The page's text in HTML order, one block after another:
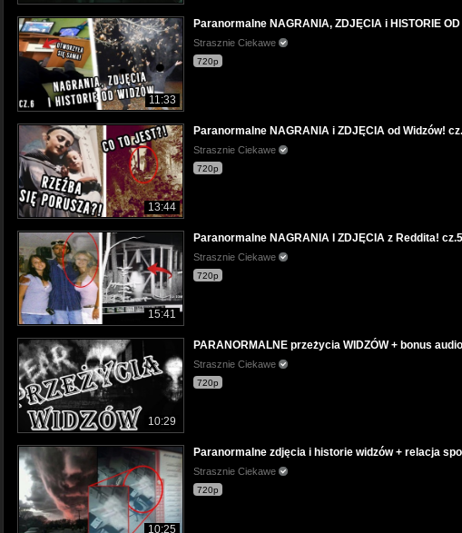
11:33
Paranormalne NAGRANIA, ZDJĘCIA i HISTORIE OD
Strasznie Ciekawe
720p
13:44
Paranormalne NAGRANIA i ZDJĘCIA od Widzów!
Strasznie Ciekawe
720p
15:41
Paranormalne NAGRANIA I ZDJĘCIA z Reddita! cz.5
Strasznie Ciekawe
720p
10:29
PARANORMALNE przeżycia WIDZÓW + bonus
Strasznie Ciekawe
720p
10:25
Paranormalne zdjęcia i historie widzów + relacja
Strasznie Ciekawe
720p